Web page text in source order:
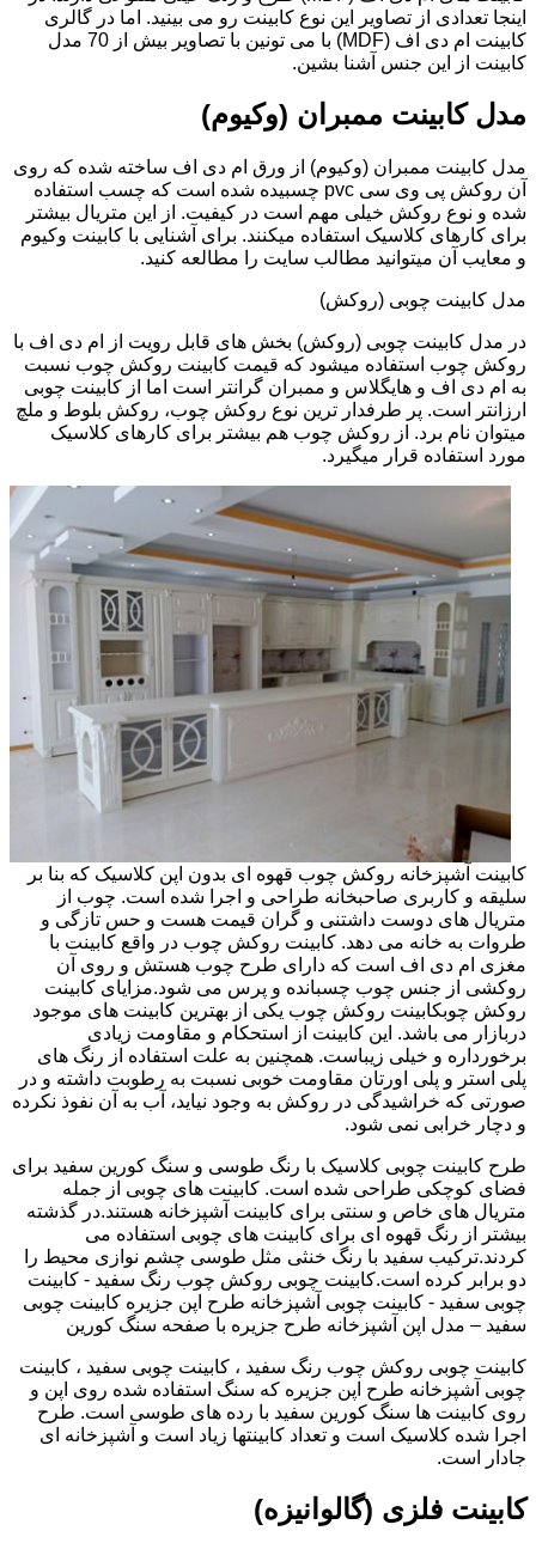
اینجا تعدادی از تصاویر این نوع کابینت رو می بینید. اما در گالری
کابینت ام دی اف (MDF) با می تونین با تصاویر بیش از 70 مدل
کابینت از این جنس آشنا بشین.
مدل کابینت ممبران (وکیوم)
مدل کابینت ممبران (وکیوم) از ورق ام دی اف ساخته شده که روی
آن روکش پی وی سی pvc چسبیده شده است که چسب استفاده
شده و نوع روکش خیلی مهم است در کیفیت. از این متریال بیشتر
برای کارهای کلاسیک استفاده میکنند. برای آشنایی با کابینت وکیوم
و معایب آن میتوانید مطالب سایت را مطالعه کنید.
مدل کابینت چوبی (روکش)
در مدل کابینت چوبی (روکش) بخش های قابل رویت از ام دی اف با
روکش چوب استفاده میشود که قیمت کابینت روکش چوب نسبت
به ام دی اف و هایگلاس و ممبران گرانتر است اما از کابینت چوبی
ارزانتر است. پر طرفدار ترین نوع روکش چوب، روکش بلوط و ملچ
میتوان نام برد. از روکش چوب هم بیشتر برای کارهای کلاسیک
مورد استفاده قرار میگیرد.
کابینت آشپزخانه روکش چوب قهوه ای بدون اپن کلاسیک که بنا بر
سلیقه و کاربری صاحبخانه طراحی و اجرا شده است. چوب از
متریال های دوست داشتنی و گران قیمت هست و حس تازگی و
طروات به خانه می دهد. کابینت روکش چوب در واقع کابینت با
مغزی ام دی اف است که دارای طرح چوب هستش و روی آن
روکشی از جنس چوب چسبانده و پرس می شود.مزایای کابینت
روکش چوبکابینت روکش چوب یکی از بهترین کابینت های موجود
دربازار می باشد. این کابینت از استحکام و مقاومت زیادی
برخورداره و خیلی زیباست. همچنین به علت استفاده از رنگ های
پلی استر و پلی اورتان مقاومت خوبی نسبت به رطوبت داشته و در
صورتی که خراشیدگی در روکش به وجود نیاید، آب به آن نفوذ نکرده
و دچار خرابی نمی شود.
طرح کابینت چوبی کلاسیک با رنگ طوسی و سنگ کورین سفید برای
فضای کوچکی طراحی شده است. کابینت های چوبی از جمله
متریال های خاص و سنتی برای کابینت آشپزخانه هستند.در گذشته
بیشتر از رنگ قهوه ای برای کابینت های چوبی استفاده می
کردند.ترکیب سفید با رنگ خنثی مثل طوسی چشم نوازی محیط را
دو برابر کرده است.کابینت چوبی روکش چوب رنگ سفید - کابینت
چوبی سفید - کابینت چوبی آشپزخانه طرح اپن جزیره کابینت چوبی
سفید – مدل اپن آشپزخانه طرح جزیره با صفحه سنگ کورین
کابینت چوبی روکش چوب رنگ سفید ، کابینت چوبی سفید ، کابینت
چوبی آشپزخانه طرح اپن جزیره که سنگ استفاده شده روی اپن و
روی کابینت ها سنگ کورین سفید با رده های طوسی است. طرح
اجرا شده کلاسیک است و تعداد کابینتها زیاد است و آشپزخانه ای
جادار است.
کابینت فلزی (گالوانیزه)